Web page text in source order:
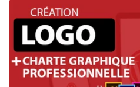
: sites vitrines, portfolios ou
UX/UI et SEO pour booster
Pourquoi me faire confiance ?
détail ✔️ Communication
délais et satisfaction garantie
domaines : vidéo, graphisme,
entrepreneurs, marques,